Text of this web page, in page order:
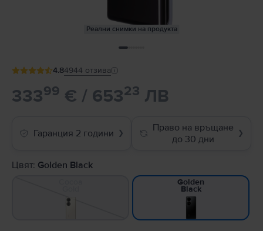
Реални снимки на продукта
4.84944 отзива
33399 € / 65323 ЛВ
Гаранция 2 години ❯
Право на връщане
до 30 дни
❯
Цвят: Golden Black
Golden
Black